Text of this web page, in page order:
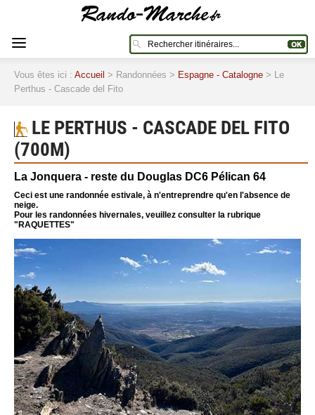
Vous êtes ici : Accueil > Randonnées > Espagne - Catalogne > Le
Perthus - Cascade del Fito
LE PERTHUS - CASCADE DEL FITO
(700M)
La Jonquera - reste du Douglas DC6 Pélican 64
Ceci est une randonnée estivale, à n'entreprendre qu'en l'absence de
neige.
Pour les randonnées hivernales, veuillez consulter la rubrique
"RAQUETTES"